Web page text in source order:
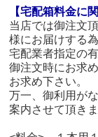
【宅配箱料金に
当店では御注文
様にお届けする為
宅配業者指定の
御注文時にお求
お求め下さい。
万一、御利用が
案内させて頂きま